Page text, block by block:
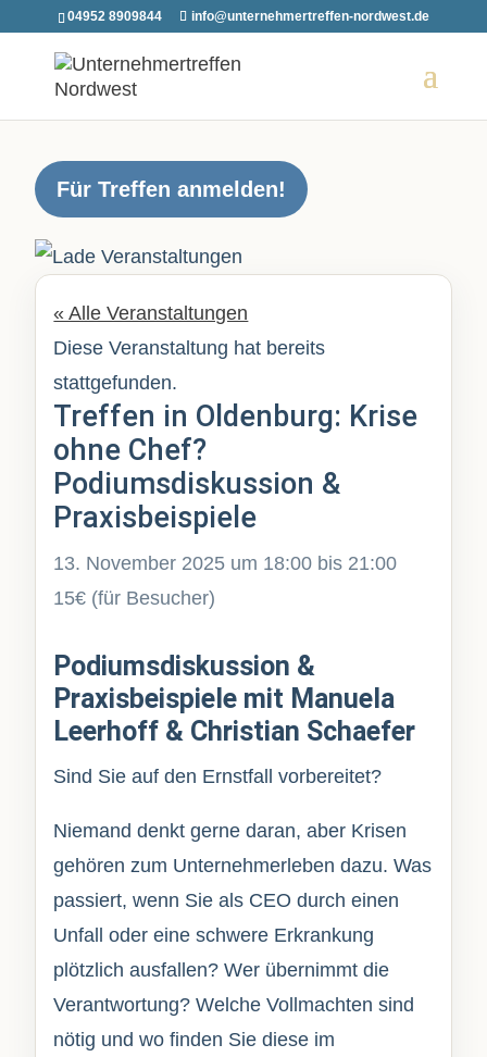
04952 8909844 info@unternehmertreffen-nordwest.de
Für Treffen anmelden!
« Alle Veranstaltungen
Diese Veranstaltung hat bereits
stattgefunden.
Treffen in Oldenburg: Krise
ohne Chef?
Podiumsdiskussion &
Praxisbeispiele
13. November 2025 um 18:00 bis 21:00
15€
Podiumsdiskussion &
Praxisbeispiele mit Manuela
Leerhoff & Christian Schaefer
Sind Sie auf den Ernstfall vorbereitet?
Niemand denkt gerne daran, aber Krisen
gehören zum Unternehmerleben dazu. Was
passiert, wenn Sie als CEO durch einen
Unfall oder eine schwere Erkrankung
plötzlich ausfallen? Wer übernimmt die
Verantwortung? Welche Vollmachten sind
nötig und wo finden Sie diese im